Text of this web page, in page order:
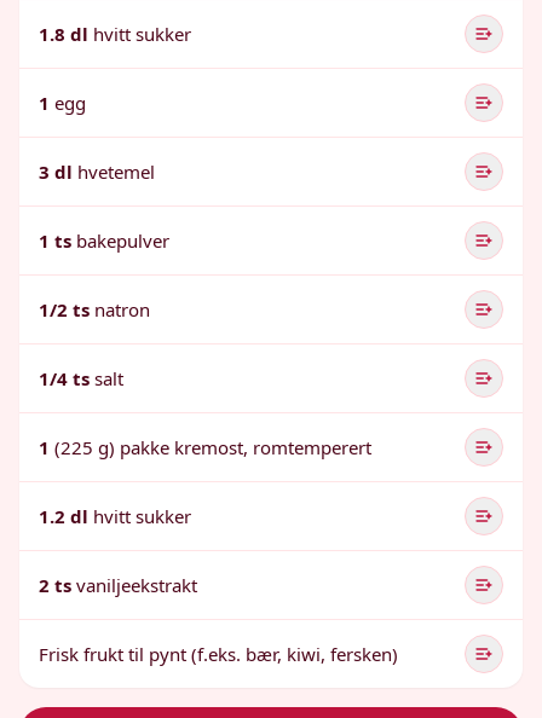
1.8 dl hvitt sukker
1 egg
3 dl hvetemel
1 ts bakepulver
1/2 ts natron
1/4 ts salt
1 (225 g) pakke kremost, romtemperert
1.2 dl hvitt sukker
2 ts vaniljeekstrakt
Frisk frukt til pynt (f.eks. bær, kiwi, fersken)